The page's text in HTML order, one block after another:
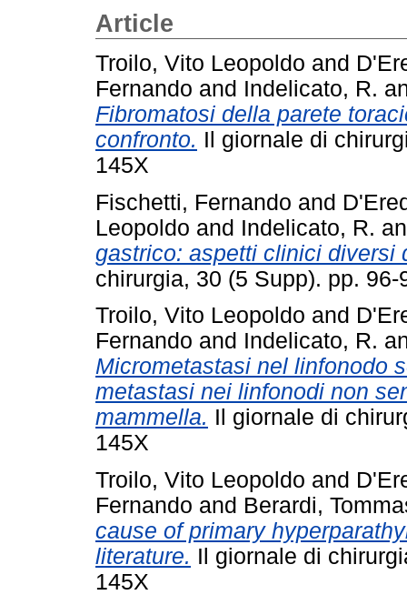
Article
Troilo, Vito Leopoldo and
Fernando and Indelicato, R.
Fibromatosi della parete
confronto. Il giornale di
145X
Fischetti, Fernando and
Leopoldo and Indelicato, R.
gastrico: aspetti clinici diversi
chirurgia, 30 (5 Supp). pp.
Troilo, Vito Leopoldo and
Fernando and Indelicato, R.
Micrometastasi nel linfonodo
metastasi nei linfonodi non
mammella. Il giornale di
145X
Troilo, Vito Leopoldo and
Fernando and Berardi,
cause of primary
literature. Il giornale di
145X